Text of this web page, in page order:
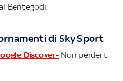
Bentegodi.
di Sky Sport
Discover- Non perderti